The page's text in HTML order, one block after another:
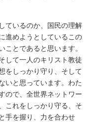
ているのか、国民の理解
進めようとしているこの
ことであると思います。
して一人のキリスト教徒
をしっかり守り、そして
いと思っています。わた
ので、全世界ネットワー
これをしっかり守る、そ
手を握り、力を合わせ